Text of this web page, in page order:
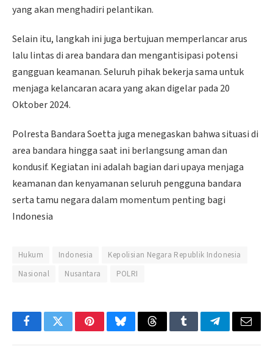
yang akan menghadiri pelantikan.
Selain itu, langkah ini juga bertujuan memperlancar arus
lalu lintas di area bandara dan mengantisipasi potensi
gangguan keamanan. Seluruh pihak bekerja sama untuk
menjaga kelancaran acara yang akan digelar pada 20
Oktober 2024.
Polresta Bandara Soetta juga menegaskan bahwa situasi di
area bandara hingga saat ini berlangsung aman dan
kondusif. Kegiatan ini adalah bagian dari upaya menjaga
keamanan dan kenyamanan seluruh pengguna bandara
serta tamu negara dalam momentum penting bagi
Indonesia
Hukum Indonesia
Kepolisian Negara Republik Indonesia
Nasional
Nusantara POLRI
FacebookTwitterPinterestBlueskyThreadsTumblrTelegramEmail